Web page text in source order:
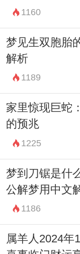
的一步。
因此，让我们
接纳的态度迎
中，我们将逐
部分，更是心
径。通过化解
真实地面对自
与满足。
1160
梦见生双胞胎
解析
1189
家里惊现巨蛇
的预兆
1225
梦到刀锯是什
公解梦用中文
1186
属羊人2024年